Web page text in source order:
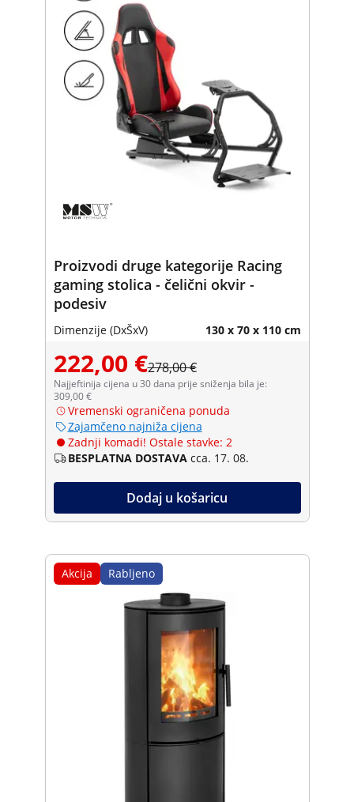
Proizvodi druge kategorije Racing
gaming stolica - čelični okvir -
podesiv
Dimenzije (DxŠxV) 130 x 70 x 110 cm
222,00 €278,00 €
Najjeftinija cijena u 30 dana prije sniženja bila je:
309,00 €
Vremenski ograničena ponuda
Zajamčeno najniža cijena
Zadnji komadi! Ostale stavke: 2
BESPLATNA DOSTAVA cca. 17. 08.
Dodaj u košaricu
Akcija Rabljeno